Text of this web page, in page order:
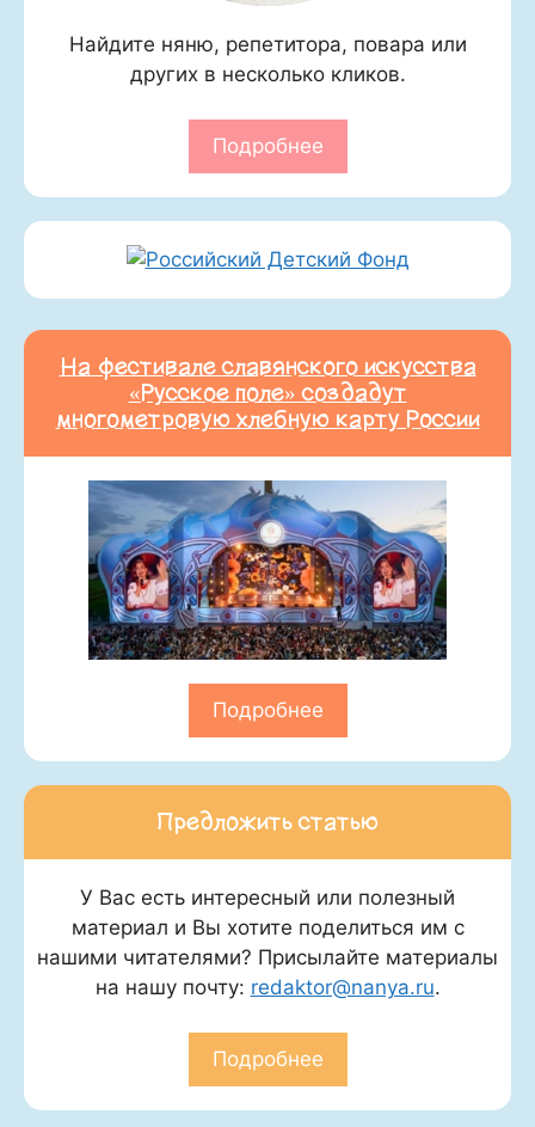
Найдите няню, репетитора, повара или
других в несколько кликов.
Подробнее
На фестивале славянского искусства
«Русское поле» создадут
многометровую хлебную карту России
Подробнее
Предложить статью
У Вас есть интересный или полезный
материал и Вы хотите поделиться им с
нашими читателями? Присылайте материалы
на нашу почту: redaktor@nanya.ru.
Подробнее